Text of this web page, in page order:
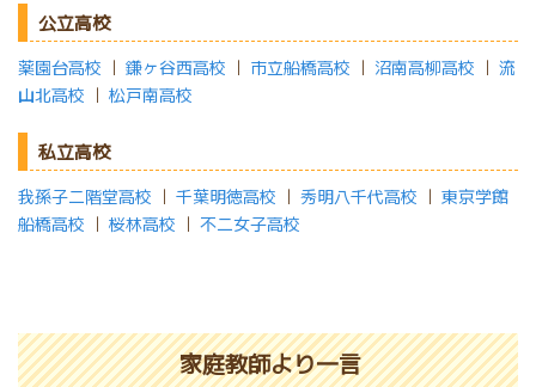
公立高校
薬園台高校 ｜ 鎌ヶ谷西高校 ｜ 市立船橋高校 ｜ 沼南高柳高校 ｜ 流
山北高校 ｜ 松戸南高校
私立高校
我孫子二階堂高校 ｜ 千葉明徳高校 ｜ 秀明八千代高校 ｜ 東京学館
船橋高校 ｜ 桜林高校 ｜ 不二女子高校
家庭教師より一言